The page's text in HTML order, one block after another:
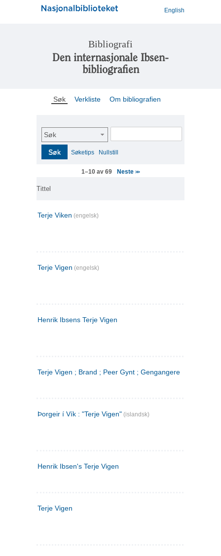
English
Bibliografi
Den internasjonale Ibsen-
bibliografien
Søk Verkliste Om bibliografien
Søk
Søk Søketips Nullstill
1–10 av 69 Neste>>
Tittel
Terje Viken (engelsk)
Terje Vigen (engelsk)
Henrik Ibsens Terje Vigen
Terje Vigen ; Brand ; Peer Gynt ; Gengangere
Þorgeir í Vík : "Terje Vigen" (islandsk)
Henrik Ibsen's Terje Vigen
Terje Vigen